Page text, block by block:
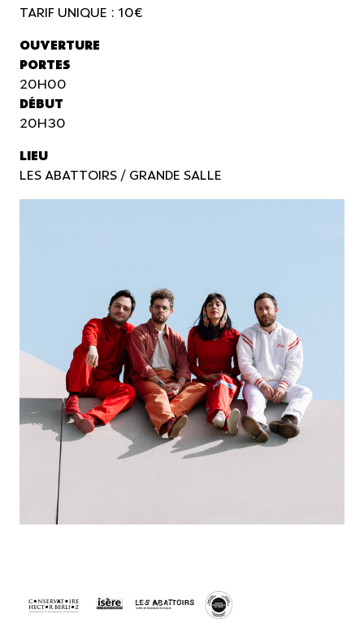
TARIF UNIQUE : 10€
OUVERTURE
PORTES
20H00
DÉBUT
20H30
LIEU
LES ABATTOIRS / GRANDE SALLE